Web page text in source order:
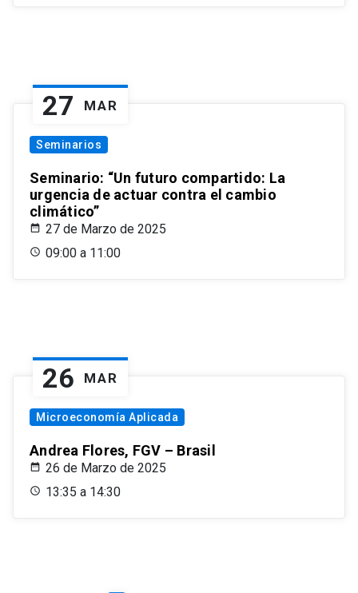
27 MAR
Seminarios
Seminario: “Un futuro compartido: La
urgencia de actuar contra el cambio
climático”
27 de Marzo de 2025
09:00 a 11:00
26 MAR
Microeconomía Aplicada
Andrea Flores, FGV – Brasil
26 de Marzo de 2025
13:35 a 14:30